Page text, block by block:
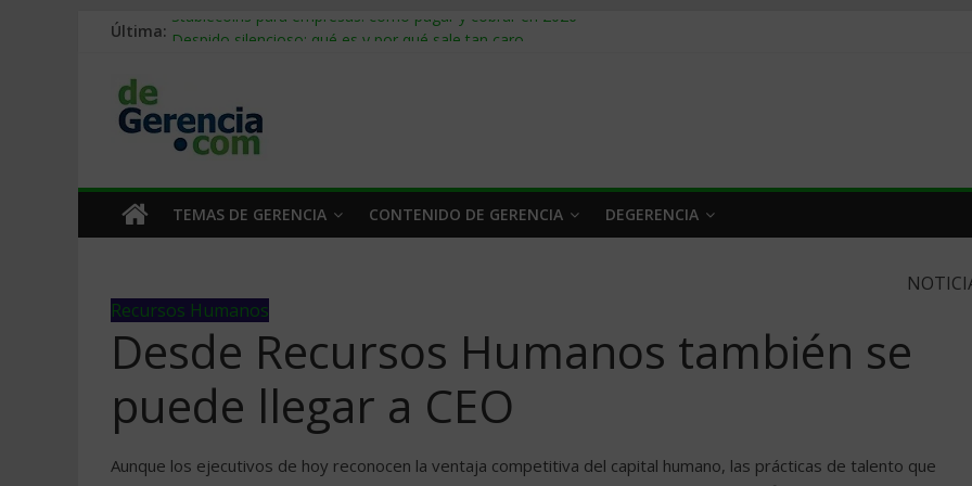
Última: Stablecoins para empresas: cómo pagar y cobrar en 2026
Trabajo forzoso en la cadena de suministro: qué hacer
Mercado hispano de EE. UU.: cómo segmentarlo y venderle
TEMAS DE GERENCIA CONTENIDO DE GERENCIA DEGERENCIA
Recursos Humanos
Desde Recursos Humanos también se
puede llegar a CEO
Aunque los ejecutivos de hoy reconocen la ventaja competitiva del capital humano, las prácticas de talento que